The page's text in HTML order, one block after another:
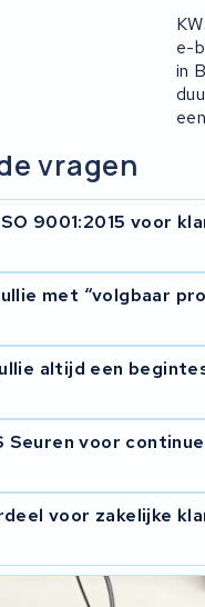
e-
in
vragen
9001:2015 voor
werken is ingericht
met “volgbaar
(status,
altijd een
(wat is het
Seuren voor
afwijkingen en
voor zakelijke
betere